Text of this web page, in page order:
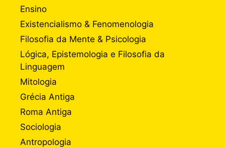
Ensino
Existencialismo & Fenomenologia
Filosofia da Mente & Psicologia
Lógica, Epistemologia e Filosofia da
Linguagem
Mitologia
Grécia Antiga
Roma Antiga
Sociologia
Antropologia